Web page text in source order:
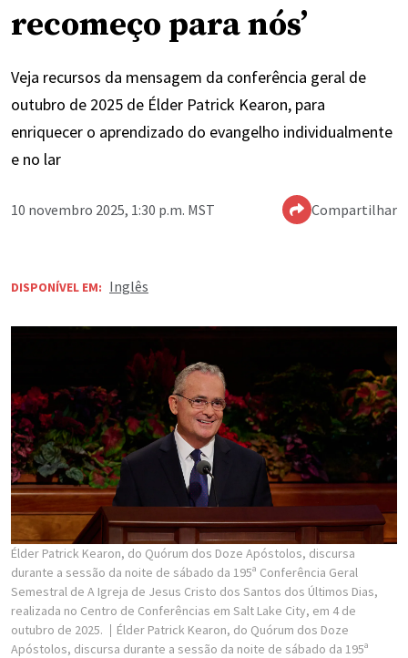
recomeço para nós’
Veja recursos da mensagem da conferência geral de
outubro de 2025 de Élder Patrick Kearon, para
enriquecer o aprendizado do evangelho individualmente
e no lar
10 novembro 2025, 1:30 p.m. MST Compartilhar
DISPONÍVEL EM: Inglês
Élder Patrick Kearon, do Quórum dos Doze Apóstolos, discursa
durante a sessão da noite de sábado da 195ª Conferência Geral
Semestral de A Igreja de Jesus Cristo dos Santos dos Últimos Dias,
realizada no Centro de Conferências em Salt Lake City, em 4 de
outubro de 2025.
Élder Patrick Kearon, do Quórum dos Doze
Apóstolos, discursa durante a sessão da noite de sábado da 195ª